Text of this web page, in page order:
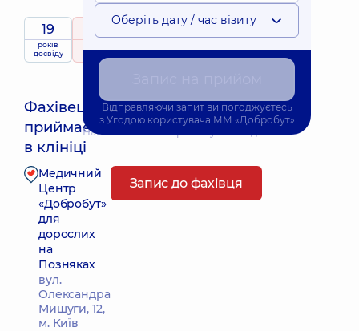
19
років
досвіду
5 / 5
Фахівець
приймає
в клініці
Найближчий час прийому: Сьогодні о 11:45
Медичний
Центр
«Добробут»
для
дорослих
на
Позняках
вул.
Олександра
Мишуги, 12,
м. Київ
Запис до фахівця
Оберіть дату / час візиту
Відправляючи запит ви погоджуєтесь
з Угодою користувача ММ «Добробут»